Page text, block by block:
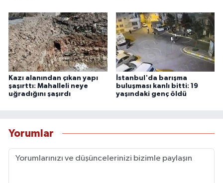
Kazı alanından çıkan yapı
şaşırttı: Mahalleli neye
uğradığını şaşırdı
İstanbul'da barışma
buluşması kanlı bitti: 19
yaşındaki genç öldü
Yorumlar